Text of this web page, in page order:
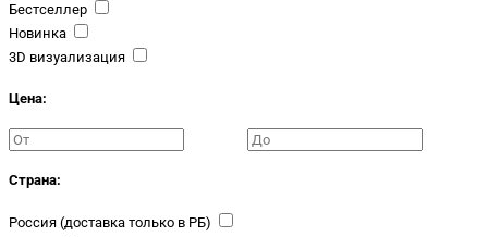
Бестселлер
Новинка
3D визуализация
Цена:
Страна:
Россия (доставка только в РБ)